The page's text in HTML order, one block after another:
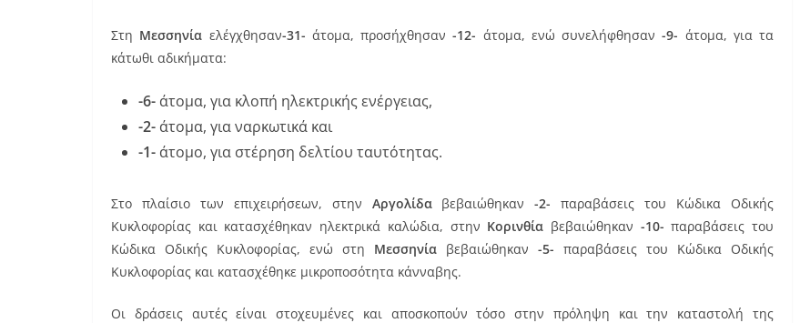
Στη Μεσσηνία ελέγχθησαν-31- άτομα, προσήχθησαν-12- άτομα, ενώ συνελήφθησαν-9- άτομα, για τα
κάτωθι αδικήματα:
-6- άτομα, για κλοπή ηλεκτρικής ενέργειας,
-2- άτομα, για ναρκωτικά και
-1- άτομο, για στέρηση δελτίου ταυτότητας.
Στο πλαίσιο των επιχειρήσεων, στην Αργολίδαβεβαιώθηκαν-2- παραβάσεις του Κώδικα Οδικής
Κυκλοφορίας και κατασχέθηκαν ηλεκτρικά καλώδια, στην Κορινθία βεβαιώθηκαν -10- παραβάσεις του
Κώδικα Οδικής Κυκλοφορίας, ενώ στη Μεσσηνία βεβαιώθηκαν -5- παραβάσεις του Κώδικα Οδικής
Κυκλοφορίας και κατασχέθηκε μικροποσότητα κάνναβης.
Οι δράσεις αυτές είναι στοχευμένες και αποσκοπούν τόσο στην πρόληψη και την καταστολή της